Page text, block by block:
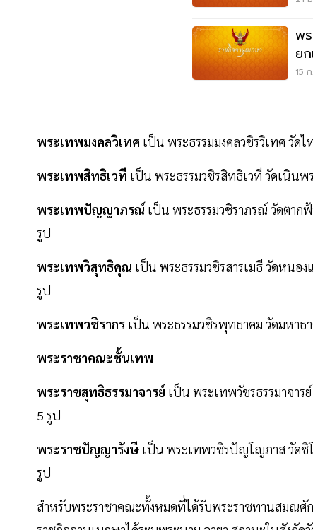
พร
ย
15
พระเทพมงคลวิเทศ เป็น พระธรรมมงคลวชิรวิเทศ วัด
พระเทพสิทธิเวที เป็น พระธรรมวชิรสิทธิเวที วัดเนินพ
พระเทพปัญญาภรณ์ เป็น พระธรรมวชิราภรณ์ วัดตาก
รูป
พระเทพวิสุทธิคุณ เป็น พระธรรมวชิรสารเมธี วัดหนอ
รูป
พระเทพวชิรากร เป็น พระธรรมวชิรพุทธาคม วัดมหาธ
พระราชาคณะชั้นเทพ
พระราชสุทธิธรรมาจารย์ เป็น พระเทพวัชรธรรมาจาร
5 รูป
พระราชปัญญารังษี เป็น พระเทพวชิรปัญโญภาส วัดชิโ
รูป
สำหรับพระราชาคณะทั้งหมดที่ได้รับพระราชทานสมณศั